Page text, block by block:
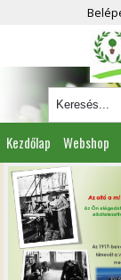
Kezdőlap Webshop
Viszonteladóknak